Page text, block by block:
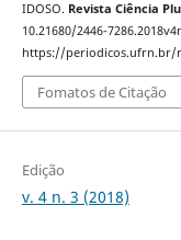
IDOSO. Revista Ciência
10.21680/2446-
https://periodicos.ufrn.br/
Fomatos de Citação
Edição
v. 4 n. 3 (2018)